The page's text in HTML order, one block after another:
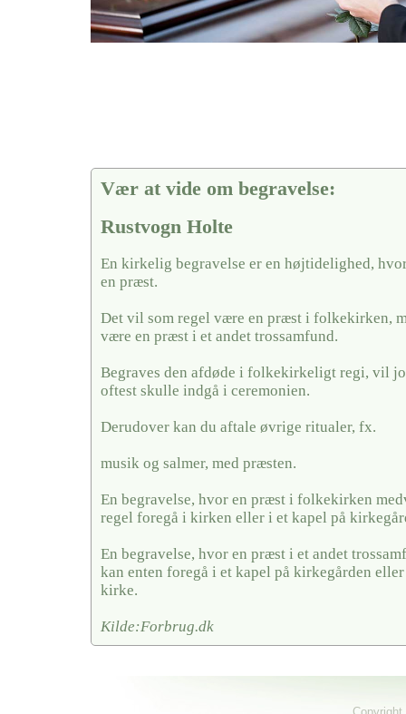
Vær at vide om begravelse:
Rustvogn Holte
En kirkelig begravelse er en højtidelighed,
en præst.
Det vil som regel være en præst i folkekirken,
være en præst i et andet trossamfund.
Begraves den afdøde i folkekirkeligt regi, vil
oftest skulle indgå i ceremonien.
Derudover kan du aftale øvrige ritualer, fx.
musik og salmer, med præsten.
En begravelse, hvor en præst i folkekirken
regel foregå i kirken eller i et kapel på
En begravelse, hvor en præst i et andet
kan enten foregå i et kapel på kirkegården
kirke.
Kilde:Forbrug.dk